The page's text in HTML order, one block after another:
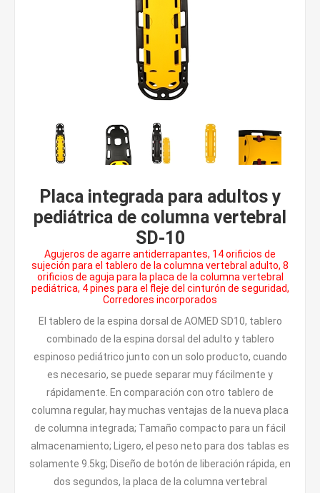
Placa integrada para adultos y
pediátrica de columna vertebral
SD-10
Agujeros de agarre antiderrapantes, 14 orificios de
sujeción para el tablero de la columna vertebral adulto, 8
orificios de aguja para la placa de la columna vertebral
pediátrica, 4 pines para el fleje del cinturón de seguridad,
Corredores incorporados
El tablero de la espina dorsal de AOMED SD10, tablero
combinado de la espina dorsal del adulto y tablero
espinoso pediátrico junto con un solo producto, cuando
es necesario, se puede separar muy fácilmente y
rápidamente. En comparación con otro tablero de
columna regular, hay muchas ventajas de la nueva placa
de columna integrada; Tamaño compacto para un fácil
almacenamiento; Ligero, el peso neto para dos tablas es
solamente 9.5kg; Diseño de botón de liberación rápida, en
dos segundos, la placa de la columna vertebral